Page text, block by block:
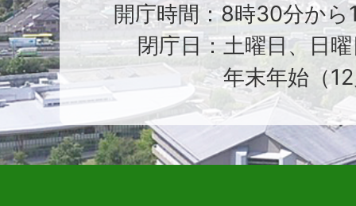
開庁時間：8時30分から
閉庁日：土曜日、日
年末年始（